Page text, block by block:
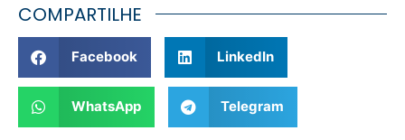
COMPARTILHE
Facebook LinkedIn
WhatsApp Telegram